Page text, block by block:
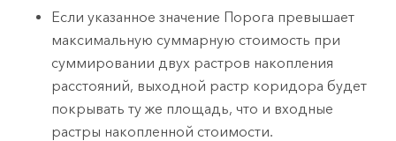
Если указанное значение Порога превышает
максимальную суммарную стоимость при
суммировании двух растров накопления
расстояний, выходной растр коридора будет
покрывать ту же площадь, что и входные
растры накопленной стоимости.